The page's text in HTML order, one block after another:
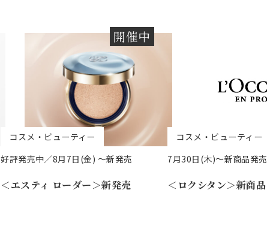
開催中
コスメ・ビューティー
好評発売中／8月7日(金) ～新発売
＜エスティ ローダー＞新発売
コスメ・ビューティー
7月30日(木)～新商品発売
＜ロクシタン＞新商品